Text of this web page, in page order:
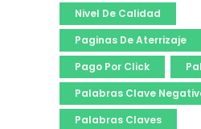
Nivel De Calidad
Paginas De Aterrizaje
Pago Por Click
Palabras Clave
Palabras Claves